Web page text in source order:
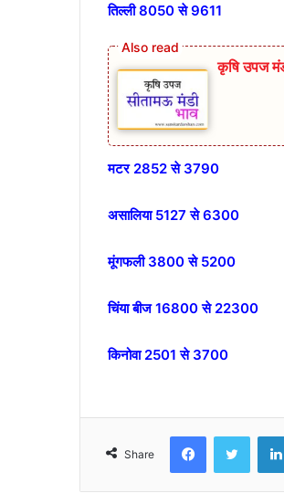
तिल्ली 8050 से 9611
कृषि उपज
मटर 2852 से 3790
असालिया 5127 से 6300
मूंगफली 3800 से 5200
चिंया बीज 16800 से 22300
किनोवा 2501 से 3700
Share
Facebook